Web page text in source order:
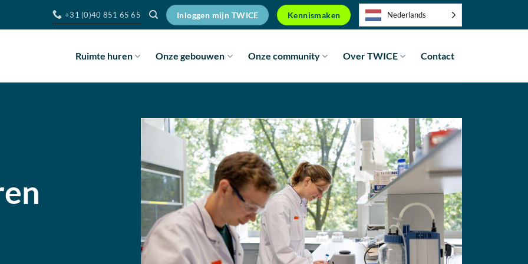
+31 (0)40 851 65 65 Inloggen mijn TWICE Kennismaken Nederlands
Ruimte huren Onze gebouwen Onze community Over TWICE Contact